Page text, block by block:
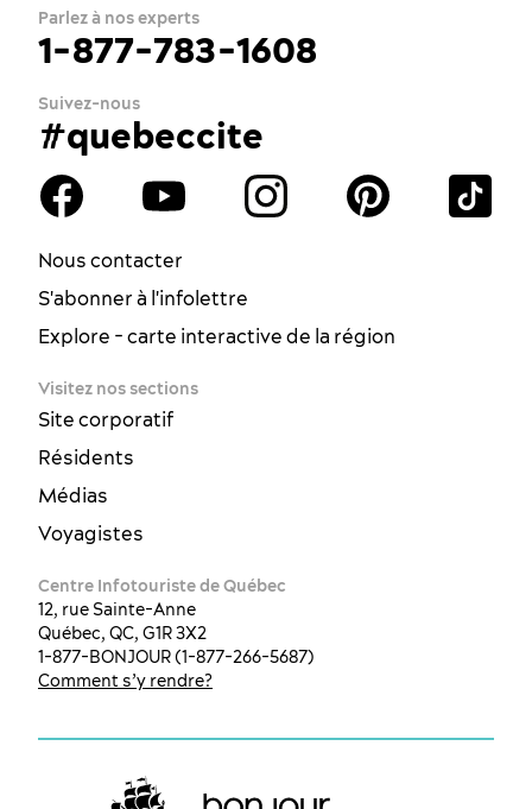
Parlez à nos experts
1-877-783-1608
Suivez-nous
#quebeccite
Nous contacter
S'abonner à l'infolettre
Explore - carte interactive de la région
Visitez nos sections
Site corporatif
Résidents
Médias
Voyagistes
Centre Infotouriste de Québec
12, rue Sainte-Anne
Québec, QC, G1R 3X2
1-877-BONJOUR (1-877-266-5687)
Comment s’y rendre?